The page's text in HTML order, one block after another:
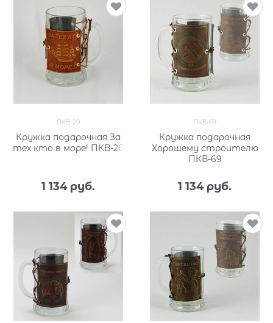
ПКВ-20
Кружка подарочная За
тех кто в море! ПКВ-20
1 134 руб.
ПКВ-69
Кружка подарочная
Хорошему строителю
ПКВ-69
1 134 руб.